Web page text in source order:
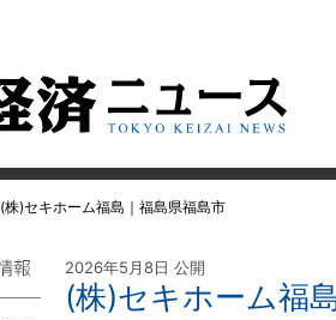
(株)セキホーム福島｜福島県福島市
2026年5月8日 公開
(株)セキホーム福